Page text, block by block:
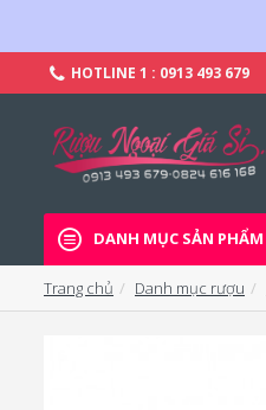
HOTLINE 1 : 0913 493 679
DANH MỤC SẢN PHẨM
Trang chủ Danh mục rượu